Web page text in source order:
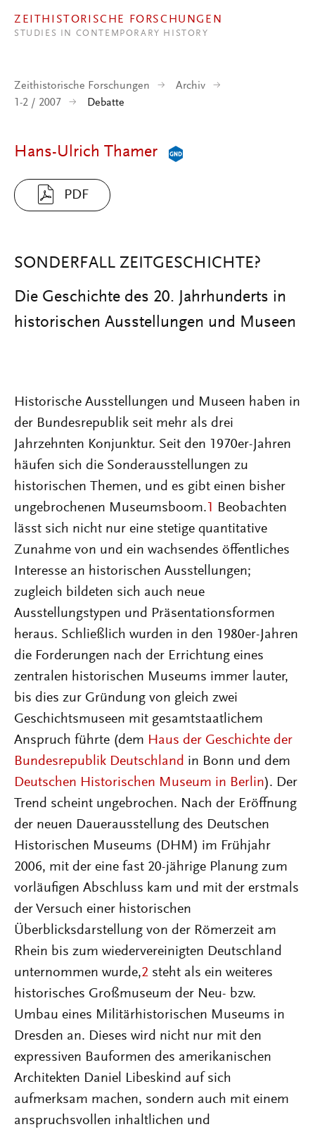
ZEITHISTORISCHE FORSCHUNGEN
STUDIES IN CONTEMPORARY HISTORY
Zeithistorische Forschungen
Archiv
1-2 / 2007
Debatte
Hans-Ulrich Thamer
PDF
SONDERFALL ZEITGESCHICHTE?
Die Geschichte des 20. Jahrhunderts in
historischen Ausstellungen und Museen
Historische Ausstellungen und Museen haben in
der Bundesrepublik seit mehr als drei
Jahrzehnten Konjunktur. Seit den 1970er-Jahren
häufen sich die Sonderausstellungen zu
historischen Themen, und es gibt einen bisher
ungebrochenen Museumsboom. 1 Beobachten
lässt sich nicht nur eine stetige quantitative
Zunahme von und ein wachsendes öffentliches
Interesse an historischen Ausstellungen;
zugleich bildeten sich auch neue
Ausstellungstypen und Präsentationsformen
heraus. Schließlich wurden in den 1980er-Jahren
die Forderungen nach der Errichtung eines
zentralen historischen Museums immer lauter,
bis dies zur Gründung von gleich zwei
Geschichtsmuseen mit gesamtstaatlichem
Anspruch führte (dem Haus der Geschichte der
Bundesrepublik Deutschland in Bonn und dem
Deutschen Historischen Museum in Berlin). Der
Trend scheint ungebrochen. Nach der Eröffnung
der neuen Dauerausstellung des Deutschen
Historischen Museums (DHM) im Frühjahr
2006, mit der eine fast 20-jährige Planung zum
vorläufigen Abschluss kam und mit der erstmals
der Versuch einer historischen
Überblicksdarstellung von der Römerzeit am
Rhein bis zum wiedervereinigten Deutschland
unternommen wurde,2 steht als ein weiteres
historisches Großmuseum der Neu- bzw.
Umbau eines Militärhistorischen Museums in
Dresden an. Dieses wird nicht nur mit den
expressiven Bauformen des amerikanischen
Architekten Daniel Libeskind auf sich
aufmerksam machen, sondern auch mit einem
anspruchsvollen inhaltlichen und